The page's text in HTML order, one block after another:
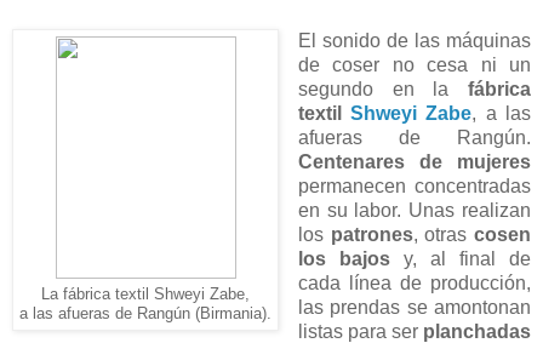
La fábrica textil Shweyi Zabe,
a las afueras de Rangún (Birmania).
El sonido de las máquinas
de coser no cesa ni un
segundo en la fábrica
textilShweyi Zabe, a las
afueras de Rangún.
Centenares de mujeres
permanecen concentradas
en su labor. Unas realizan
los patrones, otrascosen
los bajosy, al final de
cada línea de producción,
las prendas se amontonan
listas para ser planchadas